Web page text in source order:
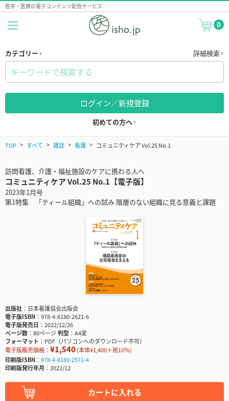
医学・医療の電子コンテンツ配信サービス
0
カテゴリー 詳細検索
ログイン／新規登録
初めての方へ
TOP すべて 雑誌 看護 コミュニティケア Vol.25 No.1
訪問看護、介護・福祉施設のケアに携わる人へ
コミュニティケア Vol.25 No.1【電子版】
2023年1月号
第1特集 「ティール組織」への試み 階層のない組織に見る意義と課題
出版社
日本看護協会出版会
電子版ISBN
978-4-8180-2621-6
電子版発売日
2022/12/26
ページ数
80ページ判型
A4変
フォーマット
PDF（パソコンへのダウンロード不可）
電子版販売価格： ¥1,540(本体¥1,400＋税10％)
印刷版ISBN
978-4-8180-2571-4
印刷版発行年月
2022/12
カートに入れる